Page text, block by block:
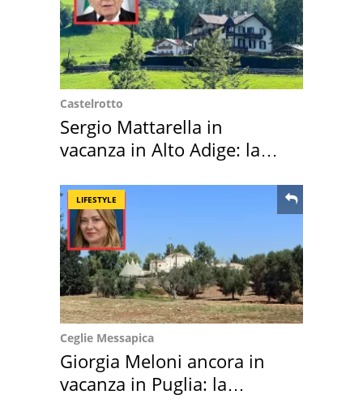
Castelrotto
Sergio Mattarella in
vacanza in Alto Adige: la
LIFESTYLE
Ceglie Messapica
Giorgia Meloni ancora in
vacanza in Puglia: la